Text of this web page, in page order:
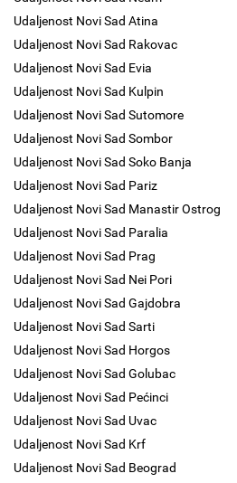
Udaljenost Novi Sad Atina
Udaljenost Novi Sad Rakovac
Udaljenost Novi Sad Evia
Udaljenost Novi Sad Kulpin
Udaljenost Novi Sad Sutomore
Udaljenost Novi Sad Sombor
Udaljenost Novi Sad Soko Banja
Udaljenost Novi Sad Pariz
Udaljenost Novi Sad Manastir Ostrog
Udaljenost Novi Sad Paralia
Udaljenost Novi Sad Prag
Udaljenost Novi Sad Nei Pori
Udaljenost Novi Sad Gajdobra
Udaljenost Novi Sad Sarti
Udaljenost Novi Sad Horgos
Udaljenost Novi Sad Golubac
Udaljenost Novi Sad Pećinci
Udaljenost Novi Sad Uvac
Udaljenost Novi Sad Krf
Udaljenost Novi Sad Beograd